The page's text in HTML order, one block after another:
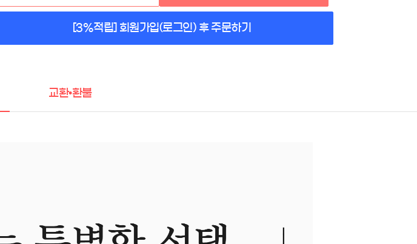
[3%적립] 회원가입(로그인) 후 주문하기
교환•환불